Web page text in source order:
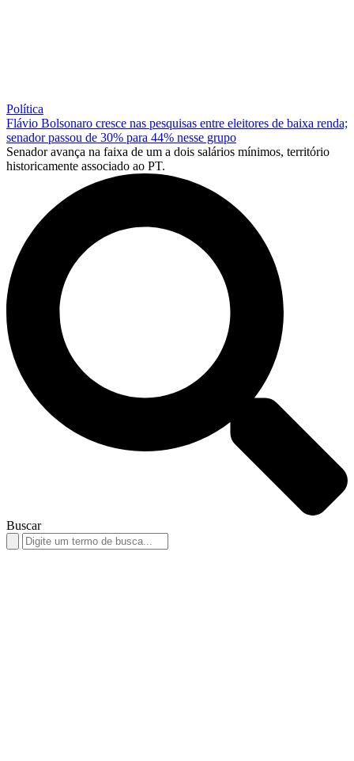
Política
Flávio Bolsonaro cresce nas pesquisas entre eleitores de baixa renda;
senador passou de 30% para 44% nesse grupo
Senador avança na faixa de um a dois salários mínimos, território
historicamente associado ao PT.
Buscar
Search
for: